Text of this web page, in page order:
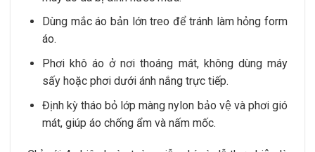
Dùng mắc áo bản lớn treo để tránh làm hỏng form
áo.
Phơi khô áo ở nơi thoáng mát, không dùng máy
sấy hoặc phơi dưới ánh nắng trực tiếp.
Định kỳ tháo bỏ lớp màng nylon bảo vệ và phơi gió
mát, giúp áo chống ẩm và nấm mốc.